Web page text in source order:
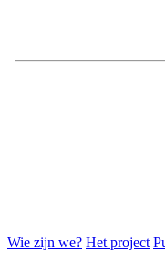
Wie zijn we? Het project